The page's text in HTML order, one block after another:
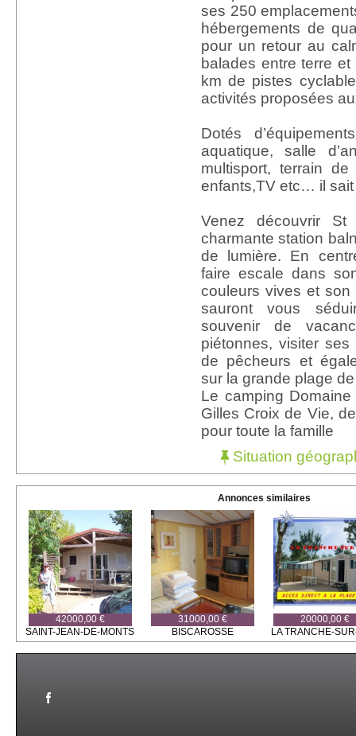
ses 250
hébergements de
pour un retour au
balades entre terre
km de pistes
activités proposées
Dotés
aquatique, salle
multisport, terrain
enfants,TV etc… il sait
Venez découvrir
charmante station
de lumière. En
faire escale dans
couleurs vives et
sauront vous
souvenir de
piétonnes, visiter
de pêcheurs et
sur la grande plage
Le camping
Gilles Croix de Vie,
pour toute la famille
Situation
Annonces similaires
42000,00 €
SAINT-JEAN-DE-MONTS
31000,00 €
BISCAROSSE
20000,00 €
LA TRANCHE-